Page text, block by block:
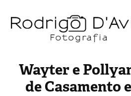
Wayter e
de Casamento